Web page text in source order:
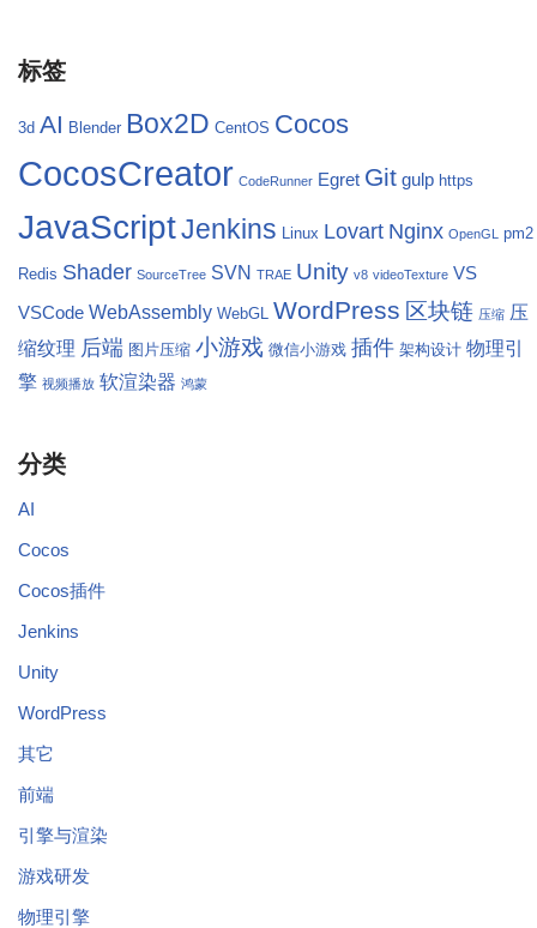
标签
3d AI Blender Box2D CentOS Cocos
CocosCreator CodeRunner Egret Git gulp https
JavaScriptJenkins Linux Lovart Nginx OpenGL pm2
Redis Shader SourceTree SVN TRAE Unity v8 videoTexture VS
VSCode WebAssembly WebGL WordPress 区块链 压缩 压
缩纹理 后端 图片压缩 小游戏 微信小游戏 插件 架构设计 物理引
擎 视频播放 软渲染器 鸿蒙
分类
AI
Cocos
Cocos插件
Jenkins
Unity
WordPress
其它
前端
引擎与渲染
游戏研发
物理引擎